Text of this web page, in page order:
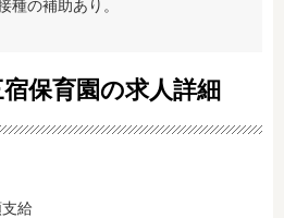
種の補助あり。
保育園の求人詳細
給
15時までのお仕事
週3日以内
夜勤のお仕事
書類対応なし